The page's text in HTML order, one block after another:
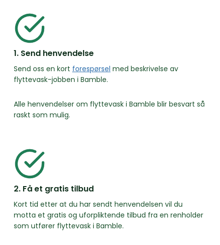
1. Send henvendelse
Send oss en kort forespørsel med beskrivelse av
flyttevask-jobben i Bamble.
Alle henvendelser om flyttevask i Bamble blir besvart så
raskt som mulig.
2. Få et gratis tilbud
Kort tid etter at du har sendt henvendelsen vil du
motta et gratis og uforpliktende tilbud fra en renholder
som utfører flyttevask i Bamble.